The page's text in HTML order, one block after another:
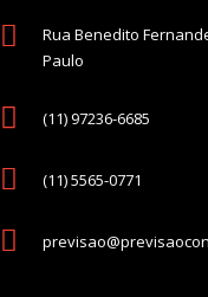
Rua Benedito
Paulo
(11) 97236-6685
(11) 5565-0771